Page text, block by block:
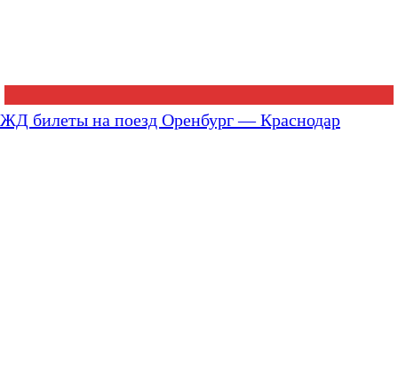
ЖД билеты на поезд Оренбург — Краснодар